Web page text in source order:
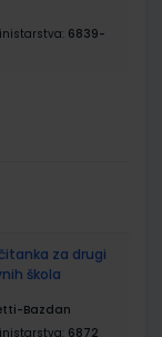
6839-
čitanka za drugi
škola
Bazdan
6872